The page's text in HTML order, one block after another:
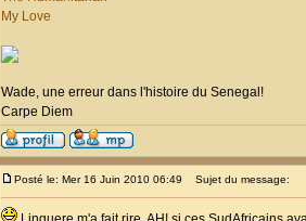
My Love
Wade, une erreur dans l'histoire du Senegal!
Carpe Diem
Posté le: Mer 16 Juin 2010 06:49 Sujet du message: